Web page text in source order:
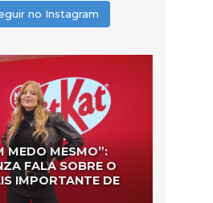
no Instagram
MEDO MESMO”:
FALA SOBRE O
IMPORTANTE DE